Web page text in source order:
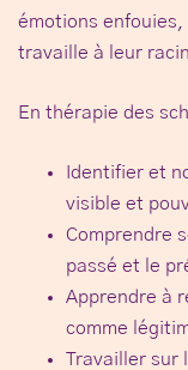
émotions
travaille à leur
En thérapie des
Identifier et
visible et
Comprendre
passé et le
Apprendre à
comme
Travailler sur